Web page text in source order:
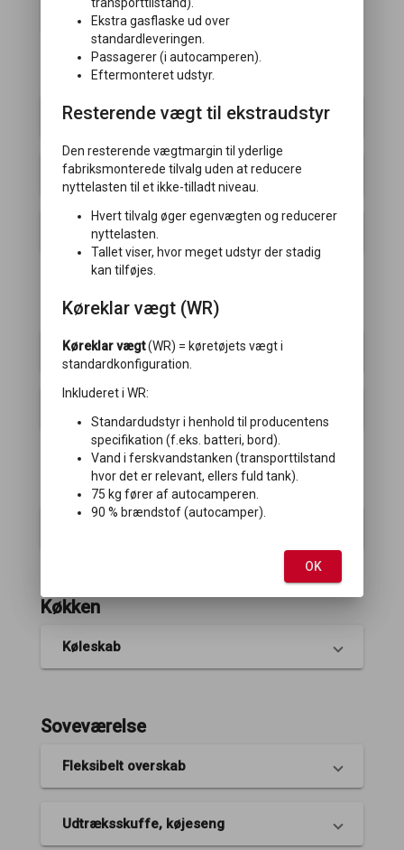
solcelle
Chassis
Mover
Elektrisk indgangstrin
Hydrauliske støtteben
Karosseri
Vindue
Klima/Varme
Køkken
Køleskab
Soveværelse
Fleksibelt overskab
Udtræksskuffe, køjeseng
Ekstra gasflaske ud over
standardleveringen.
Passagerer (i autocamperen).
Eftermonteret udstyr.
Resterende vægt til ekstraudstyr
Den resterende vægtmargin til yderlige
fabriksmonterede tilvalg uden at reducere
nyttelasten til et ikke-tilladt niveau.
Hvert tilvalg øger egenvægten og reducerer
nyttelasten.
Tallet viser, hvor meget udstyr der stadig
kan tilføjes.
Køreklar vægt (WR)
Køreklar vægt(WR) = køretøjets vægt i
standardkonfiguration.
Inkluderet i WR:
Standardudstyr i henhold til producentens
specifikation (f.eks. batteri, bord).
Vand i ferskvandstanken (transporttilstand
hvor det er relevant, ellers fuld tank).
75 kg fører af autocamperen.
90 % brændstof (autocamper).
OK